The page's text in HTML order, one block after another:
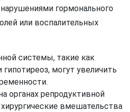
гормонального
или воспалительных
системы, такие как
могут увеличить
органах репродуктивной
вмешательства